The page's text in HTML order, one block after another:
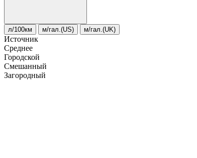
л/100км м/гал.(US) м/гал.(UK)
Источник
Среднее
Городской
Смешанный
Загородный